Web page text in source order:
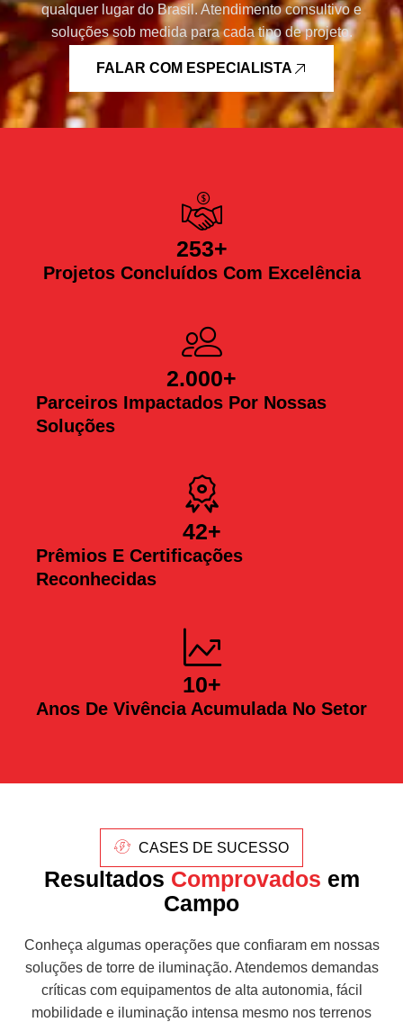
qualquer lugar do Brasil. Atendimento consultivo e
soluções sob medida para cada tipo de projeto.
FALAR COM ESPECIALISTA
Projetos Concluídos Com Excelência
253+
Parceiros Impactados Por Nossas
Soluções
2.000+
Prêmios E Certificações
Reconhecidas
42+
Anos De Vivência Acumulada No Setor
10+
CASES DE SUCESSO
Resultados Comprovados em
Campo
Conheça algumas operações que confiaram em nossas
soluções de torre de iluminação. Atendemos demandas
críticas com equipamentos de alta autonomia, fácil
mobilidade e iluminação intensa mesmo nos terrenos